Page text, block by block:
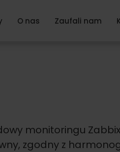
O nas Zaufali nam
monitoringu
zgodny z